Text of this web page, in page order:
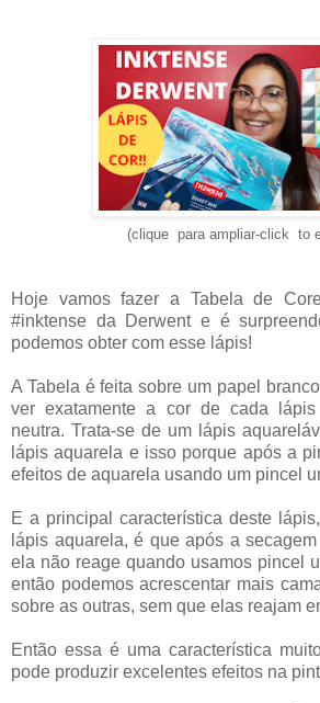
(clique para ampliar-click to
Hoje vamos fazer a Tabela de
#inktense da Derwent e é
podemos obter com esse lápis!
A Tabela é feita sobre um papel
ver exatamente a cor de cada
neutra. Trata-se de um lápis
lápis aquarela e isso porque após a
efeitos de aquarela usando um pincel
E a principal característica deste
lápis aquarela, é que após a
ela não reage quando usamos pincel
então podemos acrescentar mais
sobre as outras, sem que elas reajam
Então essa é uma característica
pode produzir excelentes efeitos na